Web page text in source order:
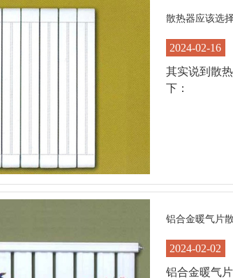
散热器应该选
2024-02-16
其实说到散
下：
铝合金暖气片
2024-02-02
铝合金暖气